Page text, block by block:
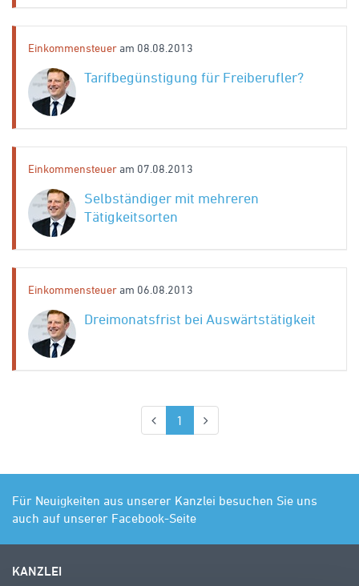
Einkommensteuer am 08.08.2013
Tarifbegünstigung für Freiberufler?
Einkommensteuer am 07.08.2013
Selbständiger mit mehreren
Tätigkeitsorten
Einkommensteuer am 06.08.2013
Dreimonatsfrist bei Auswärtstätigkeit
1 (aktuell)
Für Neuigkeiten aus unserer Kanzlei besuchen Sie uns
auch auf unserer Facebook-Seite
KANZLEI